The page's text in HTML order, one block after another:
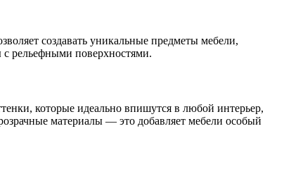
создавать уникальные предметы мебели,
рельефными поверхностями.
которые идеально впишутся в любой интерьер,
материалы — это добавляет мебели особый